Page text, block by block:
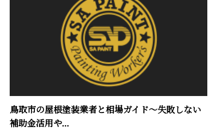
鳥取市の屋根塗装業者と相場ガイド〜失敗しない
補助金活用や...